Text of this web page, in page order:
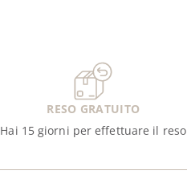
RESO GRATUITO
Hai 15 giorni per effettuare il reso